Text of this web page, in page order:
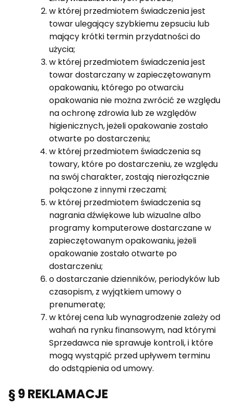
w której przedmiotem świadczenia jest
towar ulegający szybkiemu zepsuciu lub
mający krótki termin przydatności do
użycia;
w której przedmiotem świadczenia jest
towar dostarczany w zapieczętowanym
opakowaniu, którego po otwarciu
opakowania nie można zwrócić ze względu
na ochronę zdrowia lub ze względów
higienicznych, jeżeli opakowanie zostało
otwarte po dostarczeniu;
w której przedmiotem świadczenia są
towary, które po dostarczeniu, ze względu
na swój charakter, zostają nierozłącznie
połączone z innymi rzeczami;
w której przedmiotem świadczenia są
nagrania dźwiękowe lub wizualne albo
programy komputerowe dostarczane w
zapieczętowanym opakowaniu, jeżeli
opakowanie zostało otwarte po
dostarczeniu;
o dostarczanie dzienników, periodyków lub
czasopism, z wyjątkiem umowy o
prenumeratę;
w której cena lub wynagrodzenie zależy od
wahań na rynku finansowym, nad którymi
Sprzedawca nie sprawuje kontroli, i które
mogą wystąpić przed upływem terminu
do odstąpienia od umowy.
§ 9 REKLAMACJE